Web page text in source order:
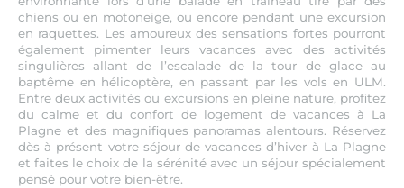
chiens ou en motoneige, ou encore pendant une excursion
en raquettes. Les amoureux des sensations fortes pourront
également pimenter leurs vacances avec des activités
singulières allant de l’escalade de la tour de glace au
baptême en hélicoptère, en passant par les vols en ULM.
Entre deux activités ou excursions en pleine nature, profitez
du calme et du confort de logement de vacances à La
Plagne et des magnifiques panoramas alentours. Réservez
dès à présent votre séjour de vacances d’hiver à La Plagne
et faites le choix de la sérénité avec un séjour spécialement
pensé pour votre bien-être.